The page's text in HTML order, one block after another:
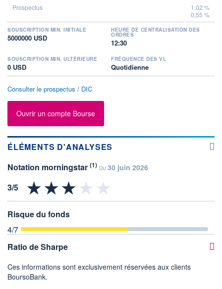
1,02 %
0,55 %
SOUSCRIPTION MIN. INITIALE
5000000 USD
HEURE DE CENTRALISATION DES
ORDRES
12:30
SOUSCRIPTION MIN. ULTÉRIEURE
0 USD
FRÉQUENCE DES VL
Quotidienne
Consulter le prospectus / DIC
Ouvrir un compte Bourse
ÉLÉMENTS D'ANALYSES
Notation morningstar (1) DU 30 juin 2026
Risque du fonds
4/7
Ratio de Sharpe
Ces informations sont exclusivement réservées aux clients
BoursoBank.